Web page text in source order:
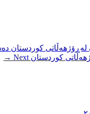
کوردستان Next →